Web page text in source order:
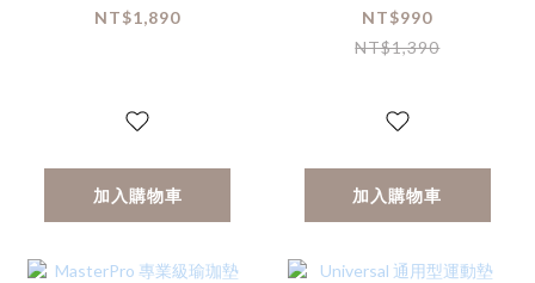
(185x68cm)
NT$1,890
加入購物車
NT$990
NT$1,390
加入購物車